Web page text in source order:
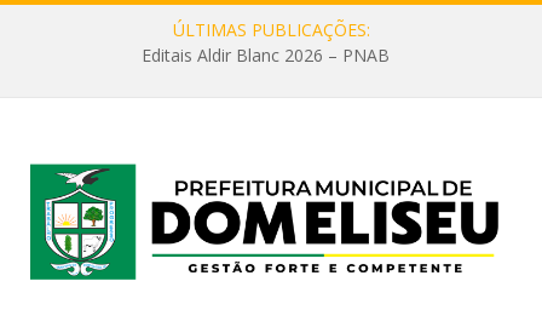
ÚLTIMAS PUBLICAÇÕES:
Editais Aldir Blanc 2026 – PNAB